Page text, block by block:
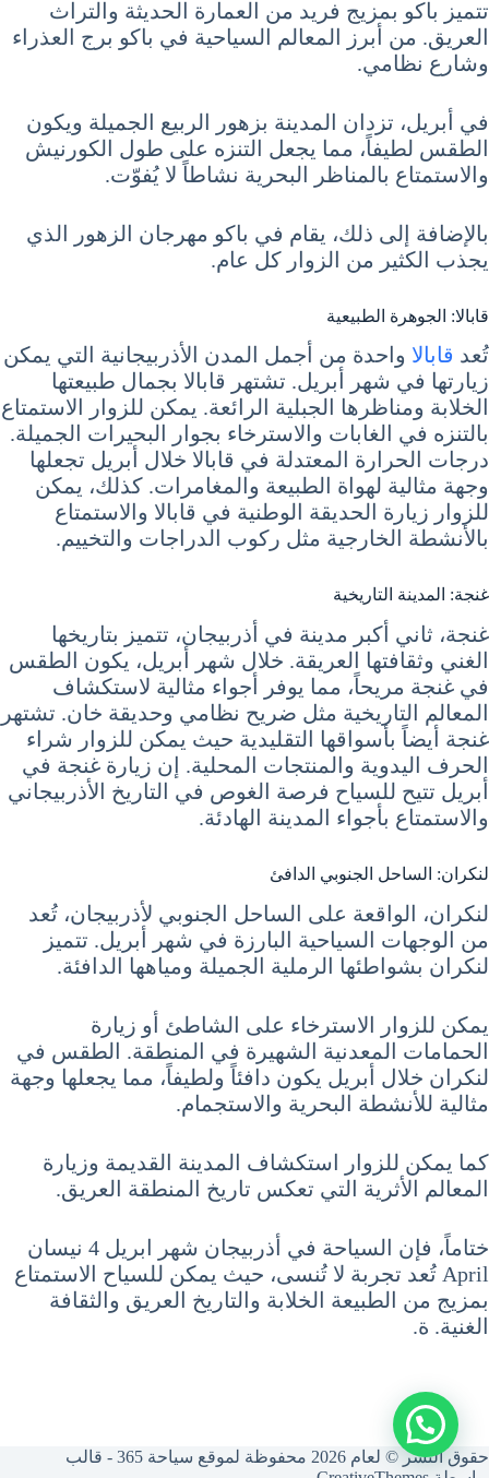
تتميز باكو بمزيج فريد من العمارة الحديثة والتراث
العريق. من أبرز المعالم السياحية في باكو برج العذراء
وشارع نظامي.
في أبريل، تزدان المدينة بزهور الربيع الجميلة ويكون
الطقس لطيفاً، مما يجعل التنزه على طول الكورنيش
والاستمتاع بالمناظر البحرية نشاطاً لا يُفوّت.
بالإضافة إلى ذلك، يقام في باكو مهرجان الزهور الذي
يجذب الكثير من الزوار كل عام.
قابالا: الجوهرة الطبيعية
تُعد قابالا واحدة من أجمل المدن الأذربيجانية التي يمكن
زيارتها في شهر أبريل. تشتهر قابالا بجمال طبيعتها
الخلابة ومناظرها الجبلية الرائعة. يمكن للزوار الاستمتاع
بالتنزه في الغابات والاسترخاء بجوار البحيرات الجميلة.
درجات الحرارة المعتدلة في قابالا خلال أبريل تجعلها
وجهة مثالية لهواة الطبيعة والمغامرات. كذلك، يمكن
للزوار زيارة الحديقة الوطنية في قابالا والاستمتاع
بالأنشطة الخارجية مثل ركوب الدراجات والتخييم.
غنجة: المدينة التاريخية
غنجة، ثاني أكبر مدينة في أذربيجان، تتميز بتاريخها
الغني وثقافتها العريقة. خلال شهر أبريل، يكون الطقس
في غنجة مريحاً، مما يوفر أجواء مثالية لاستكشاف
المعالم التاريخية مثل ضريح نظامي وحديقة خان. تشتهر
غنجة أيضاً بأسواقها التقليدية حيث يمكن للزوار شراء
الحرف اليدوية والمنتجات المحلية. إن زيارة غنجة في
أبريل تتيح للسياح فرصة الغوص في التاريخ الأذربيجاني
والاستمتاع بأجواء المدينة الهادئة.
لنكران: الساحل الجنوبي الدافئ
لنكران، الواقعة على الساحل الجنوبي لأذربيجان، تُعد
من الوجهات السياحية البارزة في شهر أبريل. تتميز
لنكران بشواطئها الرملية الجميلة ومياهها الدافئة.
يمكن للزوار الاسترخاء على الشاطئ أو زيارة
الحمامات المعدنية الشهيرة في المنطقة. الطقس في
لنكران خلال أبريل يكون دافئاً ولطيفاً، مما يجعلها وجهة
مثالية للأنشطة البحرية والاستجمام.
كما يمكن للزوار استكشاف المدينة القديمة وزيارة
المعالم الأثرية التي تعكس تاريخ المنطقة العريق.
ختاماً، فإن السياحة في أذربيجان شهر ابريل 4 نيسان
April تُعد تجربة لا تُنسى، حيث يمكن للسياح الاستمتاع
بمزيج من الطبيعة الخلابة والتاريخ العريق والثقافة
الغنية. ة.
حقوق النشر © لعام 2026 محفوظة لموقع سياحة 365 - قالب